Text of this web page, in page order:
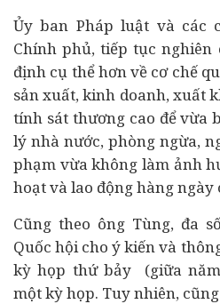
Ủy ban Pháp luật và các
Chính phủ, tiếp tục nghiên
định cụ thể hơn về cơ chế
sản xuất, kinh doanh, xuất
tính sát thương cao để vừa
lý nhà nước, phòng ngừa,
phạm vừa không làm ảnh
hoạt và lao động hàng ngày
Cũng theo ông Tùng, đa
Quốc hội cho ý kiến và
kỳ họp thứ bảy (giữa
một kỳ họp. Tuy nhiên,